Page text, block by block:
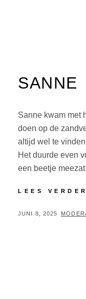
SANNE
Sanne kwam met
doen op de
altijd wel te
Het duurde even
een beetje
LEES VERDER
GEPLAATST
JUNI 8, 2025 BY